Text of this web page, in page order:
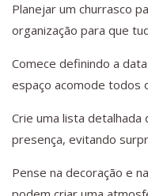
Planejar um churrasco
organização para que
Comece definindo a
espaço acomode todos
Crie uma lista
presença, evitando
Pense na decoração e